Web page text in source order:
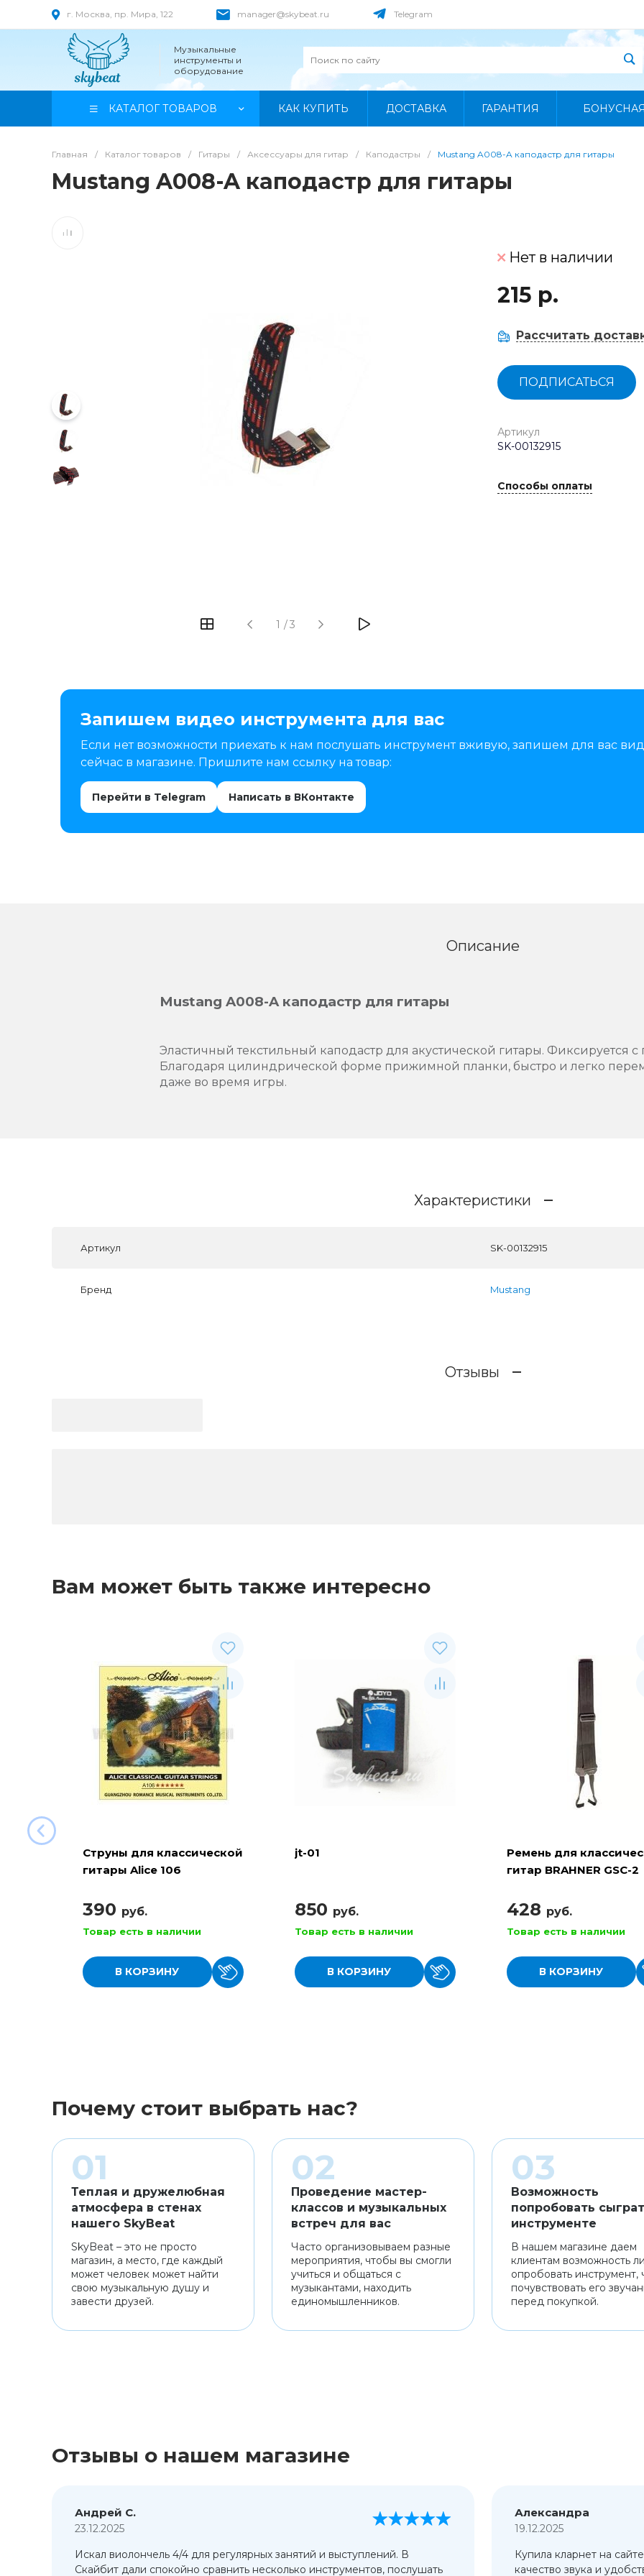
г. Москва, пр. Мира, 122 manager@skybeat.ru Telegram
Музыкальные
инструменты и
оборудование
КАТАЛОГ ТОВАРОВ КАК КУПИТЬ ДОСТАВКА ГАРАНТИЯ
Главная / Каталог товаров / Гитары / Аксессуары для гитар / Каподастры / Mustang A008-A каподастр для гитары
Mustang A008-A каподастр для гитары
1 /3
Нет в наличии
215 р.
Рассчитать
ПОДПИСАТЬСЯ
Артикул
SK-00132915
Способы оплаты
Запишем видео инструмента для вас
Если нет возможности приехать к нам послушать инструмент вживую, запишем для вас
сейчас в магазине. Пришлите нам ссылку на товар:
Перейти в Telegram Написать в ВКонтакте
Описание
Mustang A008-A каподастр для гитары
Эластичный текстильный каподастр для акустической гитары. Фиксируется
Благодаря цилиндрической форме прижимной планки, быстро и легко
даже во время игры.
Характеристики
Артикул SK-00132915
Бренд Mustang
Отзывы
Вам может быть также интересно
Струны для классической
гитары Alice 106
390 руб.
Товар есть в наличии
В КОРЗИНУ
jt-01
850 руб.
Товар есть в наличии
В КОРЗИНУ
Ремень для
гитар BRAHNER GSC-2
428 руб.
Товар есть в наличии
В КОРЗИНУ
Почему стоит выбрать нас?
Теплая и дружелюбная
атмосфера в стенах
нашего SkyBeat
SkyBeat – это не просто
магазин, а место, где каждый
может человек может найти
свою музыкальную душу и
завести друзей.
Проведение мастер-
классов и музыкальных
встреч для вас
Часто организовываем разные
мероприятия, чтобы вы смогли
учиться и общаться с
музыкантами, находить
единомышленников.
Возможность
попробовать
инструменте
В нашем магазине даем
клиентам возможность
опробовать инструмент,
почувствовать его
перед покупкой.
Отзывы о нашем магазине
Андрей С.
23.12.2025
Искал виолончель 4/4 для регулярных занятий и выступлений. В
Скайбит дали спокойно сравнить несколько инструментов, послушать
Александра
19.12.2025
Купила кларнет на
качество звука и